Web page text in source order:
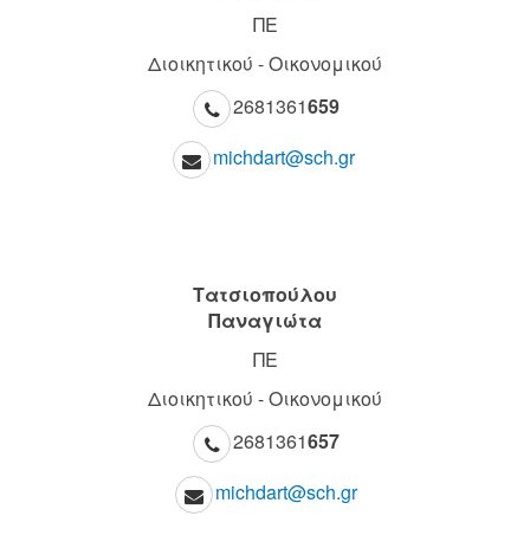
ΠΕ
Διοικητικού - Οικονομικού
2681361659
michdart@sch.gr
Τατσιοπούλου
Παναγιώτα
ΠΕ
Διοικητικού - Οικονομικού
2681361657
michdart@sch.gr